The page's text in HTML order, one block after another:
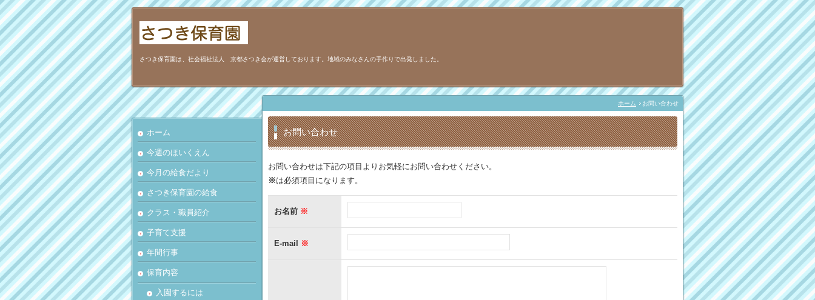
さつき保育園は、社会福祉法人 京都さつき会が運営しております。地域のみなさんの手作りで出発しました。
ホーム お問い合わせ
お問い合わせ
お問い合わせは下記の項目よりお気軽にお問い合わせください。
※は必須項目になります。
お名前 ※
E-mail ※
ホーム
今週のほいくえん
今月の給食だより
さつき保育園の給食
クラス・職員紹介
子育て支援
年間行事
保育内容
入園するには